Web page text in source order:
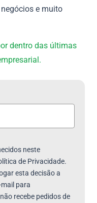
e muito
dentro das últimas
neste
de Privacidade.
esta decisão a
para
recebe pedidos de